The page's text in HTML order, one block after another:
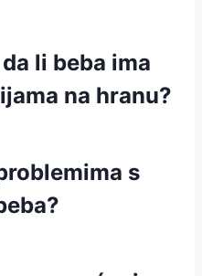
li beba ima
na hranu?
s